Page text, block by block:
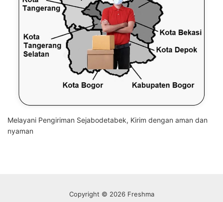
Melayani Pengiriman Sejabodetabek, Kirim dengan aman dan
nyaman
Copyright © 2026 Freshma